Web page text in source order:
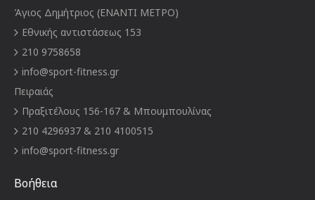
Άγιος Δημήτριος (ΕΝΑΝΤΙ ΜΕΤΡΟ)
Εθνικής αντιστάσεως 153
210 9758658
info@sport-fitness.gr
Πειραιάς
Πραξιτέλους 156-167 & Μπουμπουλίνας
210 4296937 & 210 4100515
info@sport-fitness.gr
Βοήθεια